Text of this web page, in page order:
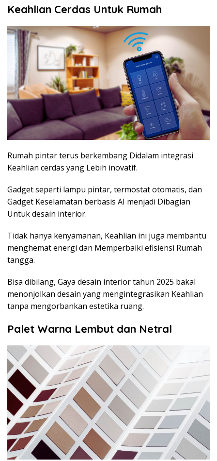
Keahlian Cerdas Untuk Rumah
Rumah pintar terus berkembang Didalam integrasi
Keahlian cerdas yang Lebih inovatif.
Gadget seperti lampu pintar, termostat otomatis, dan
Gadget Keselamatan berbasis AI menjadi Dibagian
Untuk desain interior.
Tidak hanya kenyamanan, Keahlian ini juga membantu
menghemat energi dan Memperbaiki efisiensi Rumah
tangga.
Bisa dibilang, Gaya desain interior tahun 2025 bakal
menonjolkan desain yang mengintegrasikan Keahlian
tanpa mengorbankan estetika ruang.
Palet Warna Lembut dan Netral